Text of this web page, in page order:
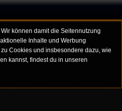
können damit die Seitennutzung
Inhalte und Werbung
Cookies und insbesondere dazu, wie
kannst, findest du in unseren